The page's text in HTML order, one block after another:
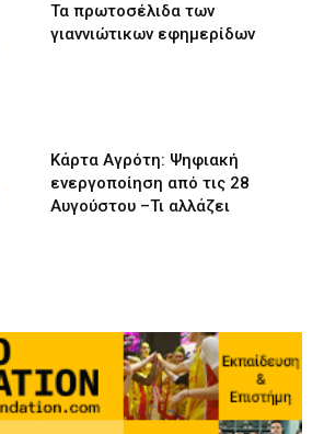
Τα πρωτοσέλιδα των
γιαννιώτικων εφημερίδων
Κάρτα Αγρότη: Ψηφιακή
ενεργοποίηση από τις 28
Αυγούστου –Τι αλλάζει